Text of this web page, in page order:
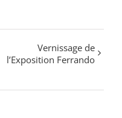
Vernissage de
l’Exposition Ferrando